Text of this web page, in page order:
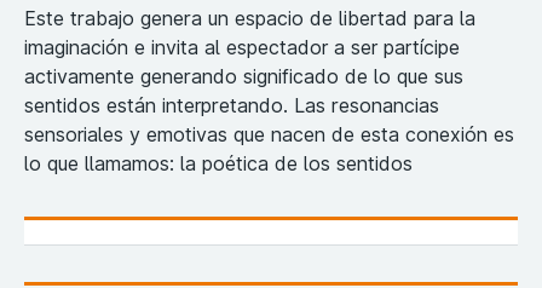
Este trabajo genera un espacio de libertad para la
imaginación e invita al espectador a ser partícipe
activamente generando significado de lo que sus
sentidos están interpretando. Las resonancias
sensoriales y emotivas que nacen de esta conexión es
lo que llamamos: la poética de los sentidos